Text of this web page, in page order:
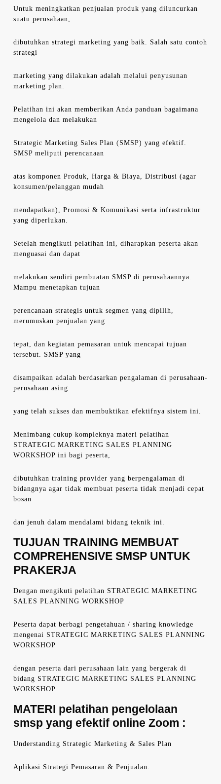
Untuk meningkatkan penjualan produk yang diluncurkan
suatu perusahaan,
dibutuhkan strategi marketing yang baik. Salah satu contoh
strategi
marketing yang dilakukan adalah melalui penyusunan
marketing plan.
Pelatihan ini akan memberikan Anda panduan bagaimana
mengelola dan melakukan
Strategic Marketing Sales Plan (SMSP) yang efektif.
SMSP meliputi perencanaan
atas komponen Produk, Harga & Biaya, Distribusi (agar
konsumen/pelanggan mudah
mendapatkan), Promosi & Komunikasi serta infrastruktur
yang diperlukan.
Setelah mengikuti pelatihan ini, diharapkan peserta akan
menguasai dan dapat
melakukan sendiri pembuatan SMSP di perusahaannya.
Mampu menetapkan tujuan
perencanaan strategis untuk segmen yang dipilih,
merumuskan penjualan yang
tepat, dan kegiatan pemasaran untuk mencapai tujuan
tersebut. SMSP yang
disampaikan adalah berdasarkan pengalaman di perusahaan-
perusahaan asing
yang telah sukses dan membuktikan efektifnya sistem ini.
Menimbang cukup kompleknya materi pelatihan
STRATEGIC MARKETING SALES PLANNING
WORKSHOP ini bagi peserta,
dibutuhkan training provider yang berpengalaman di
bidangnya agar tidak membuat peserta tidak menjadi cepat
bosan
dan jenuh dalam mendalami bidang teknik ini.
TUJUAN TRAINING MEMBUAT
COMPREHENSIVE SMSP UNTUK
PRAKERJA
Dengan mengikuti pelatihan STRATEGIC MARKETING
SALES PLANNING WORKSHOP
Peserta dapat berbagi pengetahuan / sharing knowledge
mengenai STRATEGIC MARKETING SALES PLANNING
WORKSHOP
dengan peserta dari perusahaan lain yang bergerak di
bidang STRATEGIC MARKETING SALES PLANNING
WORKSHOP
MATERI pelatihan pengelolaan
smsp yang efektif online Zoom :
Understanding Strategic Marketing & Sales Plan
Aplikasi Strategi Pemasaran & Penjualan.